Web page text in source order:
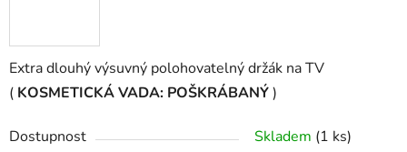
Extra dlouhý výsuvný polohovatelný držák na TV
( KOSMETICKÁ VADA: POŠKRÁBANÝ)
Dostupnost Skladem (1 ks)